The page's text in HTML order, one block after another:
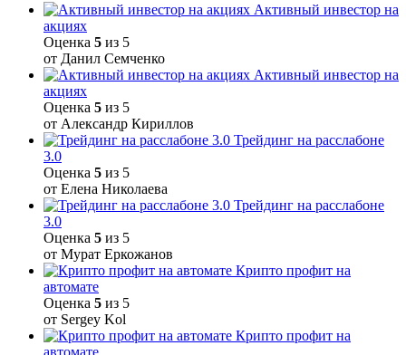
Активный инвестор на
акциях
Оценка 5 из 5
от Данил Семченко
Активный инвестор на
акциях
Оценка 5 из 5
от Александр Кириллов
Трейдинг на расслабоне
3.0
Оценка 5 из 5
от Елена Николаева
Трейдинг на расслабоне
3.0
Оценка 5 из 5
от Мурат Еркожанов
Крипто профит на
автомате
Оценка 5 из 5
от Sergey Kol
Крипто профит на
автомате